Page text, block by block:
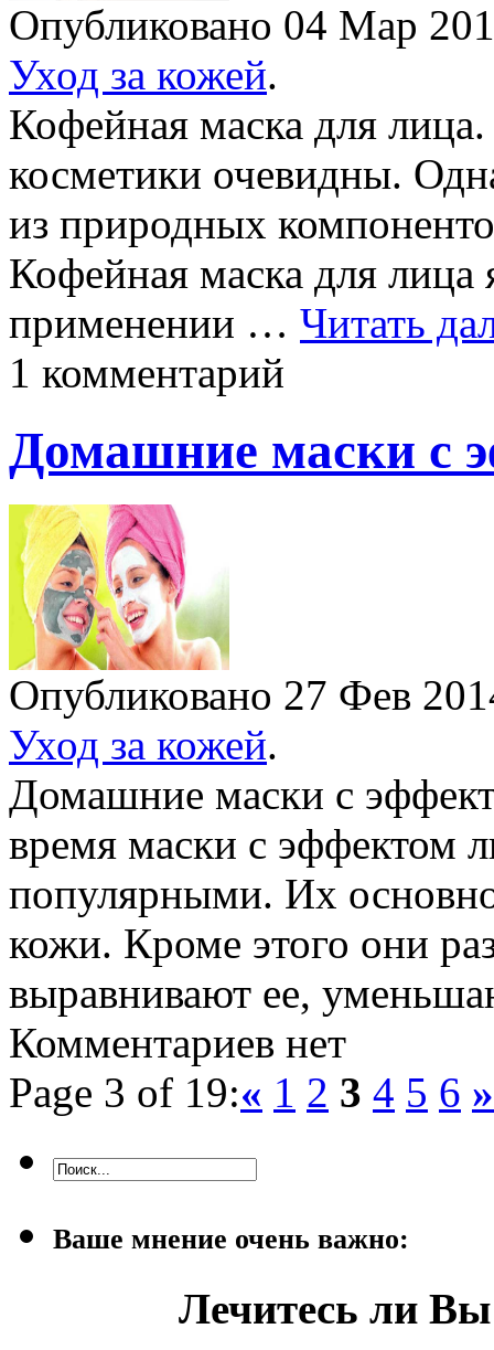
Опубликовано 04 Мар
Уход за кожей.
Кофейная маска для
косметики очевидны.
из природных
Кофейная маска для лица
применении … Читать
1 комментарий
Домашние маски с
Опубликовано 27 Фев
Уход за кожей.
Домашние маски с
время маски с эффектом
популярными. Их
кожи. Кроме этого они
выравнивают ее,
Комментариев нет
Page 3 of 19:« 1 2 3 4 5 6 »
Ваше мнение очень важно:
Лечитесь ли